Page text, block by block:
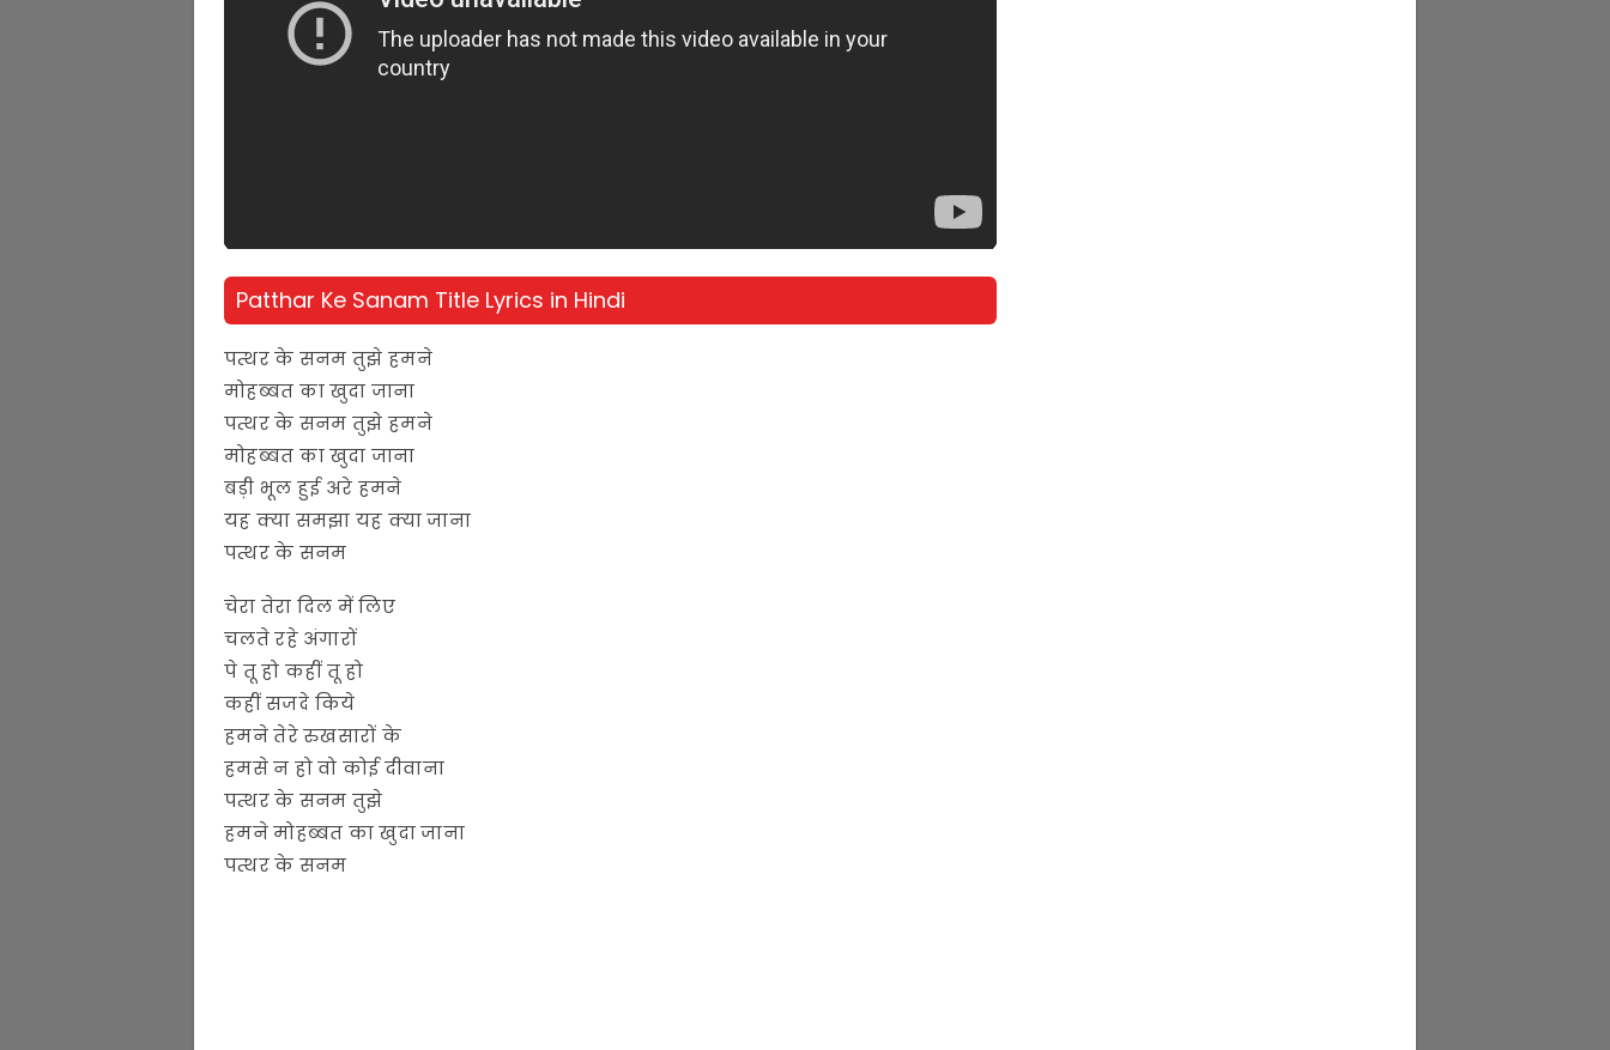
Patthar Ke Sanam Title Lyrics in Hindi
पत्थर के सनम तुझे हमने
मोहब्बत का खुदा जाना
पत्थर के सनम तुझे हमने
मोहब्बत का खुदा जाना
बड़ी भूल हुई अरे हमने
यह क्या समझा यह क्या जाना
पत्थर के सनम
चेरा तेरा दिल में लिए
चलते रहे अंगारों
पे तू हो कहीं तू हो
कहीं सजदे किये
हमने तेरे रुखसारों के
हमसे न हो वो कोई दीवाना
पत्थर के सनम तुझे
हमने मोहब्बत का खुदा जाना
पत्थर के सनम